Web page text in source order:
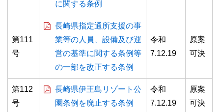
に関する条例
第111
号
長崎県指定通所支援の事
業等の人員、設備及び運
営の基準に関する条例等
の一部を改正する条例
令和
7.12.19
原案
可決
第112
号
長崎県伊王島リゾート公
園条例を廃止する条例
令和
7.12.19
原案
可決